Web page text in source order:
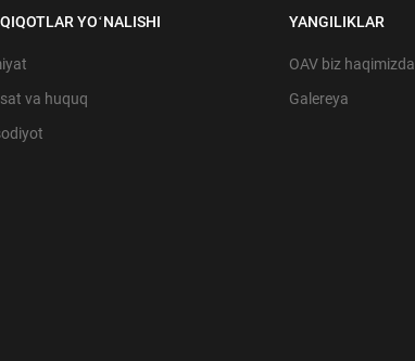
YOʻNALISHI
va huquq
YANGILIKLAR
OAV biz haqimizda
Galereya